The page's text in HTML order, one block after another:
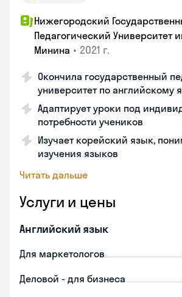
Нижегородский
Педагогический Университет
Минина • 2021 г.
Окончила государственный
университет по английскому
Адаптирует уроки под
потребности учеников
Изучает корейский язык,
изучения языков
Читать дальше
Услуги и цены
Английский язык
Для маркетологов
Деловой - для бизнеса